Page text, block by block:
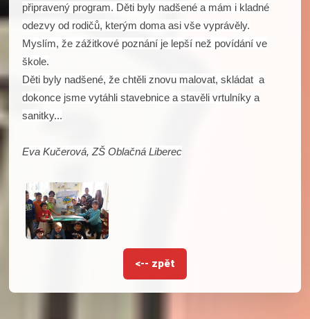
připravený program. Děti byly nadšené a mám i kladné
odezvy od rodičů, kterým doma asi vše vyprávěly.
Myslím, že zážitkové poznání je lepší než povídání ve
škole.
Děti byly nadšené, že chtěli znovu malovat, skládat a
dokonce jsme vytáhli stavebnice a stavěli vrtulníky a
sanitky...
Eva Kučerová, ZŠ Oblačná Liberec
<-- zpět